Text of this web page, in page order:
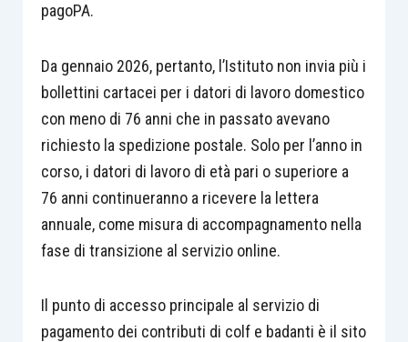
pagoPA.
Da gennaio 2026, pertanto, l’Istituto non invia più i
bollettini cartacei per i datori di lavoro domestico
con meno di 76 anni che in passato avevano
richiesto la spedizione postale. Solo per l’anno in
corso, i datori di lavoro di età pari o superiore a
76 anni continueranno a ricevere la lettera
annuale, come misura di accompagnamento nella
fase di transizione al servizio online.
Il punto di accesso principale al servizio di
pagamento dei contributi di colf e badanti è il sito